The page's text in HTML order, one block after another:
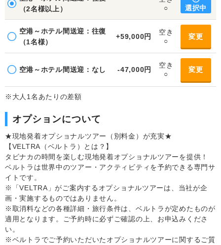
（2名様以上）
○
選択中
空港～ホテル間送迎：往復
（1名様）
+59,000円
空き
○
変更
空港～ホテル間送迎：なし -47,000円
空き
○
変更
※大人1名あたりの差額
オプションについて
★現地発着オプショナルツアー（別料金）が充実★
【VELTRA（ベルトラ）とは？】
タビナカの時間を楽しむ現地発着オプショナルツアーを提供！
ベルトラは世界中のツアー・アクティビティを予約できる専門サ
イトです。
※「VELTRA」がご案内するオプショナルツアーは、当社が企
画・実施するものではありません。
※取消料などの各種詳細・旅行条件は、ベルトラが定めたものが
適用となります。ご予約時に必ずご確認の上、お申込みくださ
い。
※ベルトラでご予約いただいたオプショナルツアーに関するご質